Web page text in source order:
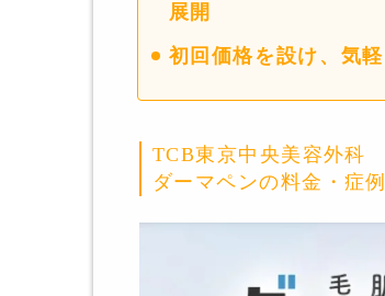
展開
初回価格を設け、気
TCB東京中央美容外科
ダーマペンの料金・症例